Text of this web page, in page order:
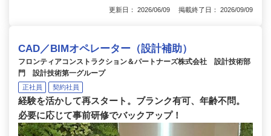
更新日： 2026/06/09 掲載終了日： 2026/09/09
CAD／BIMオペレーター（設計補助）
フロンティアコンストラクション＆パートナーズ株式会社 設計技術部
門 設計技術第一グループ
正社員 契約社員
経験を活かして再スタート。ブランク有可、年齢不問。
必要に応じて事前研修でバックアップ！